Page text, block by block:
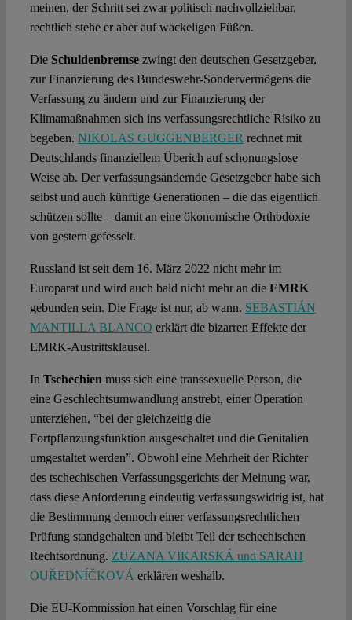
meinen, der Schritt sei zwar politisch nachvollziehbar,
rechtlich stehe er aber auf wackeligen Füßen.
Die Schuldenbremsezwingt den deutschen Gesetzgeber,
zur Finanzierung des Bundeswehr-Sondervermögens die
Verfassung zu ändern und zur Finanzierung der
Klimamaßnahmen sich ins verfassungsrechtliche Risiko zu
begeben. NIKOLAS GUGGENBERGER rechnet mit
Deutschlands finanziellem Überich auf schonungslose
Weise ab. Der verfassungsändernde Gesetzgeber habe sich
selbst und auch künftige Generationen – die das eigentlich
schützen sollte – damit an eine ökonomische Orthodoxie
von gestern gefesselt.
Russland ist seit dem 16. März 2022 nicht mehr im
Europarat und wird auch bald nicht mehr an die EMRK
gebunden sein. Die Frage ist nur, ab wann. SEBASTIÁN
MANTILLA BLANCO erklärt die bizarren Effekte der
EMRK-Austrittsklausel.
In Tschechien muss sich eine transsexuelle Person, die
eine Geschlechtsumwandlung anstrebt, einer Operation
unterziehen, “bei der gleichzeitig die
Fortpflanzungsfunktion ausgeschaltet und die Genitalien
umgestaltet werden”. Obwohl eine Mehrheit der Richter
des tschechischen Verfassungsgerichts der Meinung war,
dass diese Anforderung eindeutig verfassungswidrig ist, hat
die Bestimmung dennoch einer verfassungsrechtlichen
Prüfung standgehalten und bleibt Teil der tschechischen
Rechtsordnung. ZUZANA VIKARSKÁ und SARAH
OUŘEDNÍČKOVÁ erklären weshalb.
Die EU-Kommission hat einen Vorschlag für eine